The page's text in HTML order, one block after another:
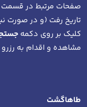
صفحات مرتبط در
تاریخ رفت (و در صورت
کلیک بر روی دکمه
مشاهده و اقدام به رزرو
طاهاگشت